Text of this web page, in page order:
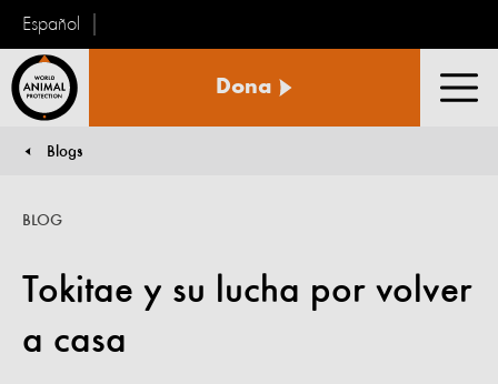
Español
Animal
Dona
You are here:
Blogs
Tokitae y su lucha por volver
a casa
BLOG